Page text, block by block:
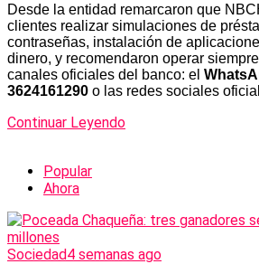
Desde la entidad remarcaron que
clientes realizar simulaciones de
contraseñas, instalación de
dinero, y recomendaron operar
canales oficiales del banco: el
3624161290 o las redes sociales
Continuar Leyendo
Popular
Ahora
Sociedad4 semanas ago